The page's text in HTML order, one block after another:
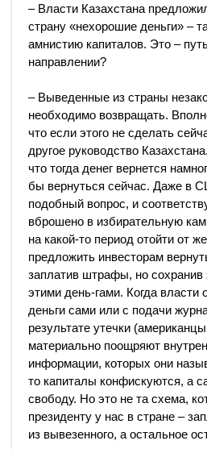
– Власти Казахстана
страну «нехорошие деньги» –
амнистию капиталов. Это –
направлении?
– Выведенные из страны
необходимо возвращать.
что если этого не сделать
другое руководство
что тогда денег вернется
бы вернуться сейчас. Даже в
подобный вопрос, и
вброшено в избирательную
на какой-то период отойти от
предложить инвесторам
заплатив штрафы, но сохранив
этими день-гами. Когда власти
деньги сами или с подачи
результате утечки
материально поощряют
информации, которых они
то капиталы конфискуются, а
свободу. Но это не та схема,
президенту у нас в стране –
из вывезенного, а остальное